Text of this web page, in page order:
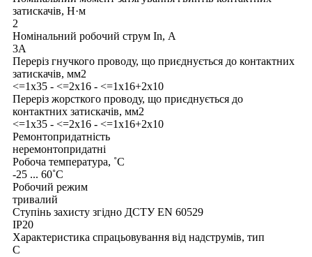
затискачів, Н·м
2
Номінальний робочий струм In, А
3A
Переріз гнучкого проводу, що приєднується до контактних
затискачів, мм2
<=1x35 - <=2x16 - <=1x16+2x10
Переріз жорсткого проводу, що приєднується до
контактних затискачів, мм2
<=1x35 - <=2x16 - <=1x16+2x10
Ремонтопридатність
неремонтопридатні
Робоча температура, ˚С
-25 ... 60˚С
Робочий режим
тривалий
Ступінь захисту згідно ДСТУ EN 60529
IP20
Характеристика спрацьовування від надструмів, тип
C